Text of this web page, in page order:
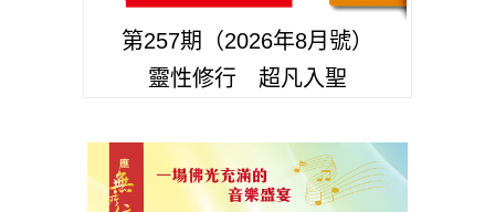
第257期（2026年8月號）
靈性修行 超凡入聖